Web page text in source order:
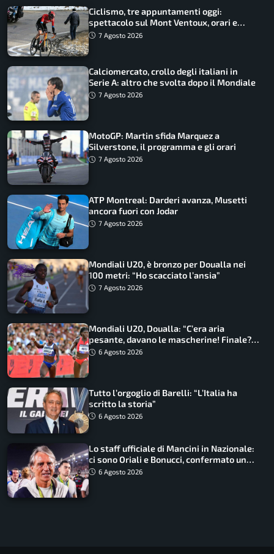
Ciclismo, tre appuntamenti oggi:
spettacolo sul Mont Ventoux, orari e
come vederli
7 Agosto 2026
Calciomercato, crollo degli italiani in
Serie A: altro che svolta dopo il Mondiale
7 Agosto 2026
MotoGP: Martin sfida Marquez a
Silverstone, il programma e gli orari
7 Agosto 2026
ATP Montreal: Darderi avanza, Musetti
ancora fuori con Jodar
7 Agosto 2026
Mondiali U20, è bronzo per Doualla nei
100 metri: “Ho scacciato l’ansia”
7 Agosto 2026
Mondiali U20, Doualla: “C’era aria
pesante, davano le mascherine! Finale?
Non ho nulla da perdere”
6 Agosto 2026
Tutto l’orgoglio di Barelli: “L’Italia ha
scritto la storia”
6 Agosto 2026
Lo staff ufficiale di Mancini in Nazionale:
ci sono Oriali e Bonucci, confermato un
ritorno
6 Agosto 2026